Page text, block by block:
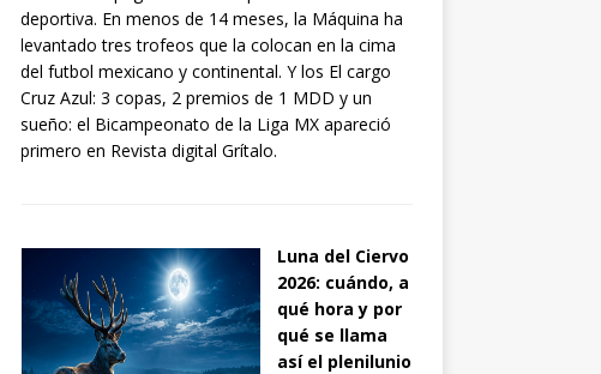
deportiva. En menos de 14 meses, la Máquina ha
levantado tres trofeos que la colocan en la cima
del futbol mexicano y continental. Y los El cargo
Cruz Azul: 3 copas, 2 premios de 1 MDD y un
sueño: el Bicampeonato de la Liga MX apareció
primero en Revista digital Grítalo.
Luna del Ciervo
2026: cuándo, a
qué hora y por
qué se llama
así el plenilunio